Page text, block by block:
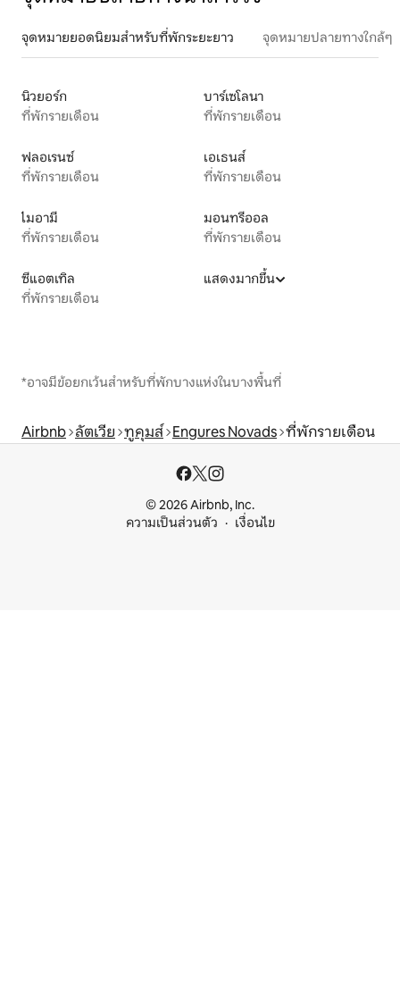
จุดหมายยอดนิยมสำหรับที่พักระยะยาว จุดหมายปลายทางใกล้ๆ
นิวยอร์ก
ที่พักรายเดือน
บาร์เซโลนา
ที่พักรายเดือน
ฟลอเรนซ์
ที่พักรายเดือน
เอเธนส์
ที่พักรายเดือน
ไมอามี
ที่พักรายเดือน
มอนทรีออล
ที่พักรายเดือน
ซีแอตเทิล
ที่พักรายเดือน
แสดงมากขึ้น
*อาจมีข้อยกเว้นสำหรับที่พักบางแห่งในบางพื้นที่
Airbnb ลัตเวีย ทูคุมส์ Engures Novads ที่พักรายเดือน
© 2026 Airbnb, Inc.
ความเป็นส่วนตัว
เงื่อนไข